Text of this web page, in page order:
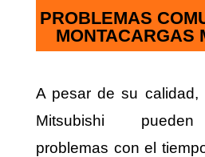
PROBLEMAS
MONTACARGAS
A pesar de su calidad,
Mitsubishi pueden
problemas con el